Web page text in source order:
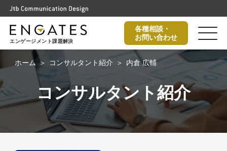
エンゲージメント課題解決
各種相談・
お問い合わせ
ホーム コンサルタント紹介 内倉 広輔
コンサルタント紹介